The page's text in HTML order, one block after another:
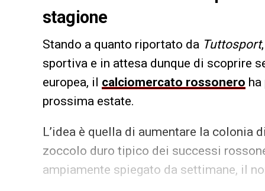
stagione
Stando a quanto riportato da Tuttosport
sportiva e in attesa dunque di scoprire
europea, il calciomercato rossonero
prossima estate.
L’idea è quella di aumentare la
zoccolo duro tipico dei successi
ampiamente spiegato da settimane, il